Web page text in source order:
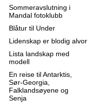
Sommeravslutning i
Mandal fotoklubb
Blåtur til Under
Lidenskap er blodig alvor
Lista landskap med
modell
En reise til Antarktis,
Sør-Georgia,
Falklandsøyene og
Senja